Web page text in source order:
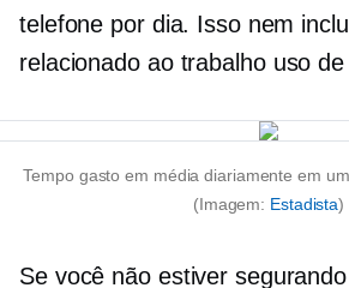
telefone por dia. Isso nem
relacionado ao trabalhouso de
Tempo gasto em média diariamente em
(Imagem: Estadista)
Se você não estiver